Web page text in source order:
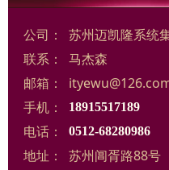
公司：
苏州迈凯隆系统
联系：
马杰森
邮箱：
手机：
18915517189
电话： 0512-68280986
地址：
苏州阊胥路88号